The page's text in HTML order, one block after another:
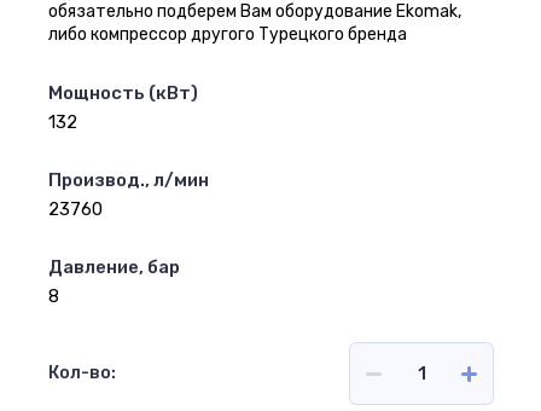
обязательно подберем Вам оборудование Еkomak,
либо компрессор другого Турецкого бренда
Мощность (кВт)
132
Производ., л/мин
23760
Давление, бар
8
Кол-во: